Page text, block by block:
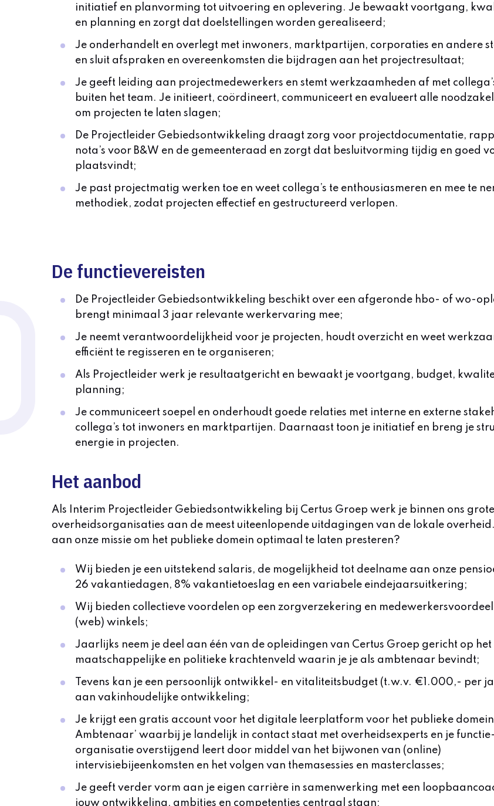
initiatief en planvorming tot uitvoering en oplevering. Je bewaakt voortgang,
en planning en zorgt dat doelstellingen worden gerealiseerd;
Je onderhandelt en overlegt met inwoners, marktpartijen, corporaties en andere
en sluit afspraken en overeenkomsten die bijdragen aan het projectresultaat;
Je geeft leiding aan projectmedewerkers en stemt werkzaamheden af met
buiten het team. Je initieert, coördineert, communiceert en evalueert alle
om projecten te laten slagen;
De Projectleider Gebiedsontwikkeling draagt zorg voor projectdocumentatie,
nota’s voor B&W en de gemeenteraad en zorgt dat besluitvorming tijdig en goed
plaatsvindt;
Je past projectmatig werken toe en weet collega’s te enthousiasmeren en mee te
methodiek, zodat projecten effectief en gestructureerd verlopen.
De functievereisten
De Projectleider Gebiedsontwikkeling beschikt over een afgeronde hbo- of wo-
brengt minimaal 3 jaar relevante werkervaring mee;
Je neemt verantwoordelijkheid voor je projecten, houdt overzicht en weet
efficiënt te regisseren en te organiseren;
Als Projectleider werk je resultaatgericht en bewaakt je voortgang, budget,
planning;
Je communiceert soepel en onderhoudt goede relaties met interne en externe
collega’s tot inwoners en marktpartijen. Daarnaast toon je initiatief en breng je
energie in projecten.
Het aanbod
Als Interim Projectleider Gebiedsontwikkeling bij Certus Groep werk je binnen ons
overheidsorganisaties aan de meest uiteenlopende uitdagingen van de lokale
aan onze missie om het publieke domein optimaal te laten presteren?
Wij bieden je een uitstekend salaris, de mogelijkheid tot deelname aan onze
26 vakantiedagen, 8% vakantietoeslag en een variabele eindejaarsuitkering;
Wij bieden collectieve voordelen op een zorgverzekering en
(web) winkels;
Jaarlijks neem je deel aan één van de opleidingen van Certus Groep gericht op het
maatschappelijke en politieke krachtenveld waarin je je als ambtenaar bevindt;
Tevens kan je een persoonlijk ontwikkel- en vitaliteitsbudget (t.w.v. €1.000,- per
aan vakinhoudelijke ontwikkeling;
Je krijgt een gratis account voor het digitale leerplatform voor het publieke domein
Ambtenaar’ waarbij je landelijk in contact staat met overheidsexperts en je
organisatie overstijgend leert door middel van het bijwonen van (online)
intervisiebijeenkomsten en het volgen van themasessies en masterclasses;
Je geeft verder vorm aan je eigen carrière in samenwerking met een
jouw ontwikkeling, ambities en competenties centraal staan;